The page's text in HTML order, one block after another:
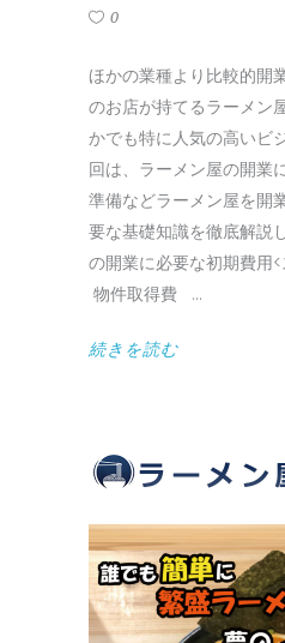
0
ほかの業種より比較的開
のお店が持てるラーメン
かでも特に人気の高いビ
回は、ラーメン屋の開業
準備などラーメン屋を開
要な基礎知識を徹底解説
の開業に必要な初期費用
物件取得費
続きを読む